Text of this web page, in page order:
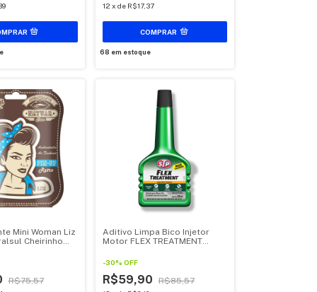
12 x de R$17,37
68 em estoque
Mini Woman Liz
Cheirinho
R$75,57
Aditivo Limpa Bico Injetor
Motor FLEX TREATMENT
-30% OFF
R$59,90 R$85,57